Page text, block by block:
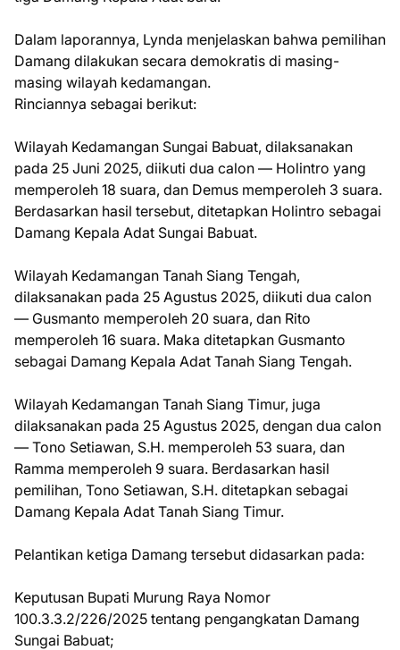
Dalam laporannya, Lynda menjelaskan bahwa pemilihan
Damang dilakukan secara demokratis di masing-
masing wilayah kedamangan.
Rinciannya sebagai berikut:
Wilayah Kedamangan Sungai Babuat, dilaksanakan
pada 25 Juni 2025, diikuti dua calon — Holintro yang
memperoleh 18 suara, dan Demus memperoleh 3 suara.
Berdasarkan hasil tersebut, ditetapkan Holintro sebagai
Damang Kepala Adat Sungai Babuat.
Wilayah Kedamangan Tanah Siang Tengah,
dilaksanakan pada 25 Agustus 2025, diikuti dua calon
— Gusmanto memperoleh 20 suara, dan Rito
memperoleh 16 suara. Maka ditetapkan Gusmanto
sebagai Damang Kepala Adat Tanah Siang Tengah.
Wilayah Kedamangan Tanah Siang Timur, juga
dilaksanakan pada 25 Agustus 2025, dengan dua calon
— Tono Setiawan, S.H. memperoleh 53 suara, dan
Ramma memperoleh 9 suara. Berdasarkan hasil
pemilihan, Tono Setiawan, S.H. ditetapkan sebagai
Damang Kepala Adat Tanah Siang Timur.
Pelantikan ketiga Damang tersebut didasarkan pada:
Keputusan Bupati Murung Raya Nomor
100.3.3.2/226/2025 tentang pengangkatan Damang
Sungai Babuat;